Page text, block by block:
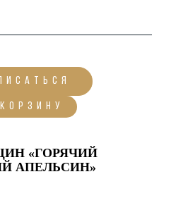
«ГОРЯЧИЙ
АПЕЛЬСИН»